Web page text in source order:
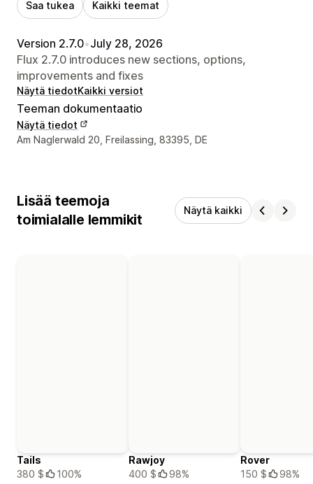
Saa tukea Kaikki teemat
Version 2.7.0•July 28, 2026
Flux 2.7.0 introduces new sections, options,
improvements and fixes
Näytä tiedotKaikki versiot
Teeman dokumentaatio
Näytä tiedot
Suunnittelijan yhteystiedot
Am Naglerwald 20, Freilassing, 83395, DE
Lisää teemoja
toimialalle lemmikit
Näytä kaikki
Tails
380 $
100%
Rawjoy
400 $
98%
Rover
150 $
98%